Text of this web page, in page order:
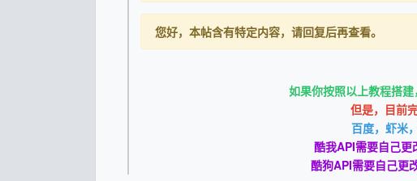
您好，本帖含有特定内容，请回复后再查看。
如果你按照以上教程搭
但是，目前
百度，虾米
酷我API需要自己更
酷狗API需要自己更